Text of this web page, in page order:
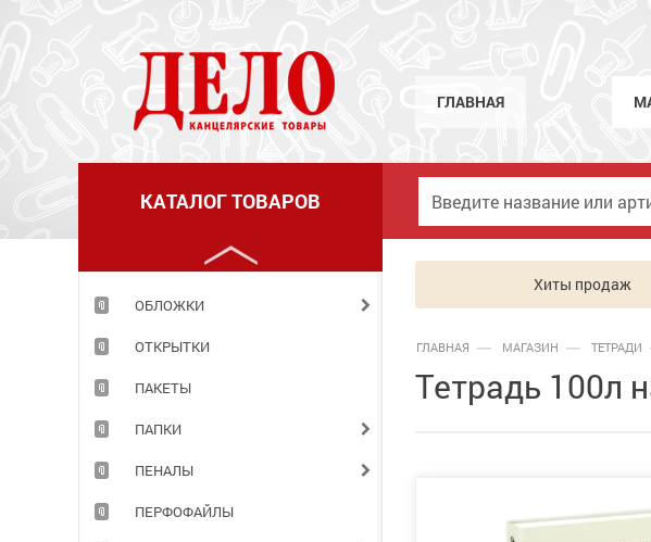
ГЛАВНАЯ
КАТАЛОГ ТОВАРОВ
НАБОРЫ ДЕТСКИЕ
НАБОРЫ ОФИСНЫЕ
НОЖНИЦЫ
ОБЛОЖКИ
ОТКРЫТКИ
ПАКЕТЫ
ПАПКИ
ПЕНАЛЫ
ПЕРФОФАЙЛЫ
Хиты продаж
ГЛАВНАЯ МАГАЗИН ТЕТРАДИ
Тетрадь 100л